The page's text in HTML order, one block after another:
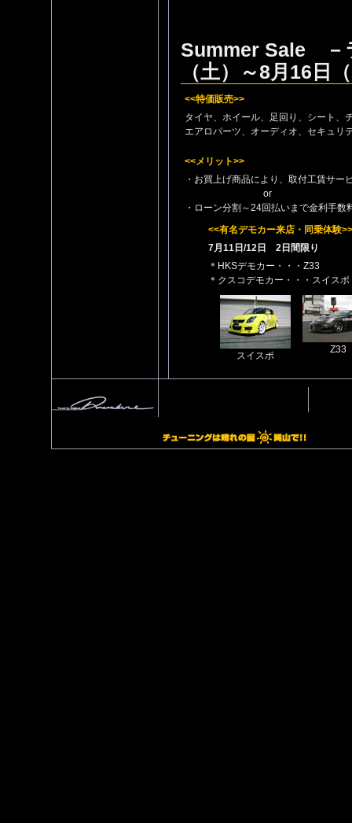
Summer Sale －
（土）～8月16日
<<特価販売>>
タイヤ、ホイール、足回り、シート、
エアロパーツ、オーディオ、セキュ
<<メリット>>
・お買上げ商品により、取付工賃サー
or
・ローン分割～24回払いまで金利手
<<有名デモカー来店・同乗体験>>
7月11日/12日 2日間限り
＊HKSデモカー・・・Z33
＊クスコデモカー・・・スイスポ
スイスポ
Z33